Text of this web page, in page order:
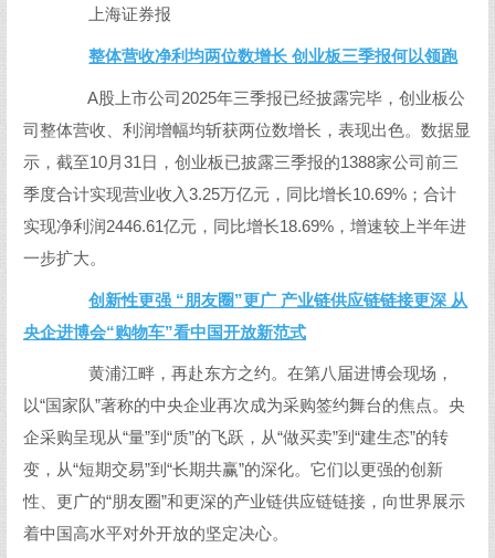
上海证券报
整体营收净利均两位数增长 创业板三季报何以领跑
A股上市公司2025年三季报已经披露完毕，创业板公
司整体营收、利润增幅均斩获两位数增长，表现出色。数据显
示，截至10月31日，创业板已披露三季报的1388家公司前三
季度合计实现营业收入3.25万亿元，同比增长10.69%；合计
实现净利润2446.61亿元，同比增长18.69%，增速较上半年进
一步扩大。
创新性更强 “朋友圈”更广 产业链供应链链接更深 从
央企进博会“购物车”看中国开放新范式
黄浦江畔，再赴东方之约。在第八届进博会现场，
以“国家队”著称的中央企业再次成为采购签约舞台的焦点。央
企采购呈现从“量”到“质”的飞跃，从“做买卖”到“建生态”的转
变，从“短期交易”到“长期共赢”的深化。它们以更强的创新
性、更广的“朋友圈”和更深的产业链供应链链接，向世界展示
着中国高水平对外开放的坚定决心。